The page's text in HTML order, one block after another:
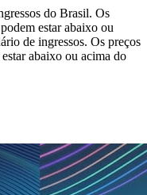
do Brasil. Os
estar abaixo ou
de ingressos. Os preços
abaixo ou acima do